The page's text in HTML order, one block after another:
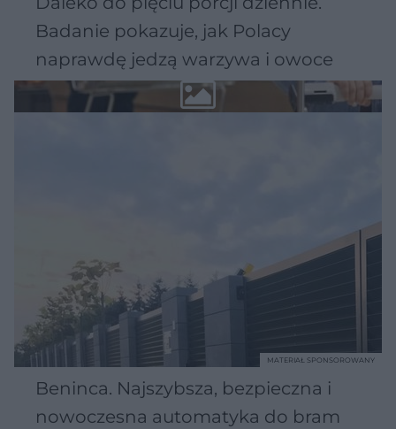
Badanie pokazuje, jak Polacy
naprawdę jedzą warzywa i owoce
Beninca. Najszybsza, bezpieczna i
nowoczesna automatyka do bram
MATERIAŁ SPONSOROWANY